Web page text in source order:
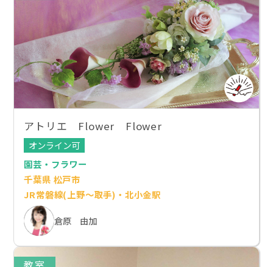
アトリエ Flower Flower
オンライン可
園芸・フラワー
千葉県 松戸市
JR常磐線(上野～取手)・北小金駅
倉原 由加